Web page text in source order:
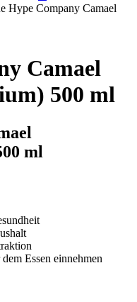
Hype Company Camael
Camael
500 ml
ml
Essen einnehmen